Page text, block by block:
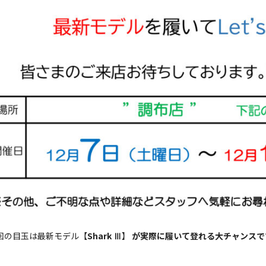
の目玉は最新モデル【Shark Ⅲ】 が実際に履いて登れる大チャンス